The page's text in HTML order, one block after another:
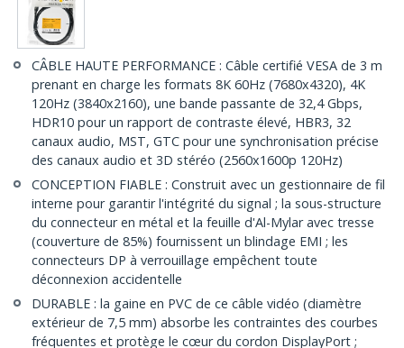
CÂBLE HAUTE PERFORMANCE : Câble certifié VESA de 3 m
prenant en charge les formats 8K 60Hz (7680x4320), 4K
120Hz (3840x2160), une bande passante de 32,4 Gbps,
HDR10 pour un rapport de contraste élevé, HBR3, 32
canaux audio, MST, GTC pour une synchronisation précise
des canaux audio et 3D stéréo (2560x1600p 120Hz)
CONCEPTION FIABLE : Construit avec un gestionnaire de fil
interne pour garantir l'intégrité du signal ; la sous-structure
du connecteur en métal et la feuille d'Al-Mylar avec tresse
(couverture de 85%) fournissent un blindage EMI ; les
connecteurs DP à verrouillage empêchent toute
déconnexion accidentelle
DURABLE : la gaine en PVC de ce câble vidéo (diamètre
extérieur de 7,5 mm) absorbe les contraintes des courbes
fréquentes et protège le cœur du cordon DisplayPort ;